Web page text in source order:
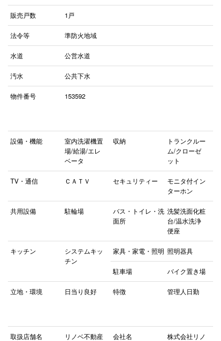
販売戸数 1戸
法令等 準防火地域
水道 公営水道
汚水 公共下水
物件番号 153592
設備・機能
室内洗濯機置
場/給湯/エレ
ベータ
収納
トランクルー
ム/クローゼ
ット
TV・通信 ＣＡＴＶ セキュリティー
モニタ付イン
ターホン
共用設備 駐輪場
バス・トイレ・洗
面所
洗髪洗面化粧
台/温水洗浄
便座
キッチン
システムキッ
チン
家具・家電・照明 照明器具
駐車場 バイク置き場
立地・環境 日当り良好 特徴 管理人日勤
取扱店舗名
リノベ不動産
会社名
株式会社リノ